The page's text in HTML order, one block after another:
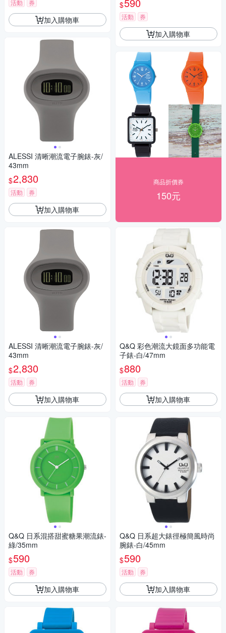
活動 券
加入購物車
ALESSI 清晰潮流電子腕錶-灰/
43mm
$2,830
活動 券
加入購物車
ALESSI 清晰潮流電子腕錶-灰/
43mm
$2,830
活動 券
加入購物車
Q&Q 日系混搭甜蜜糖果潮流錶-
綠/35mm
$590
活動 券
加入購物車
$590
活動 券
加入購物車
商品折價券
150元
Q&Q 彩色潮流大鏡面多功能電
子錶-白/47mm
$880
活動 券
加入購物車
Q&Q 日系超大錶徑極簡風時尚
腕錶-白/45mm
$590
活動 券
加入購物車